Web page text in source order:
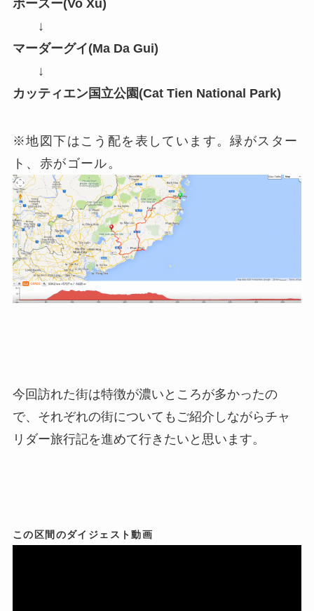
ボースー(Vo Xu)
↓
マーダーグイ(Ma Da Gui)
↓
カッティエン国立公園(Cat Tien National Park)
※地図下はこう配を表しています。緑がスター
ト、赤がゴール。
今回訪れた街は特徴が濃いところが多かったの
で、それぞれの街についてもご紹介しながらチャ
リダー旅行記を進めて行きたいと思います。
この区間のダイジェスト動画